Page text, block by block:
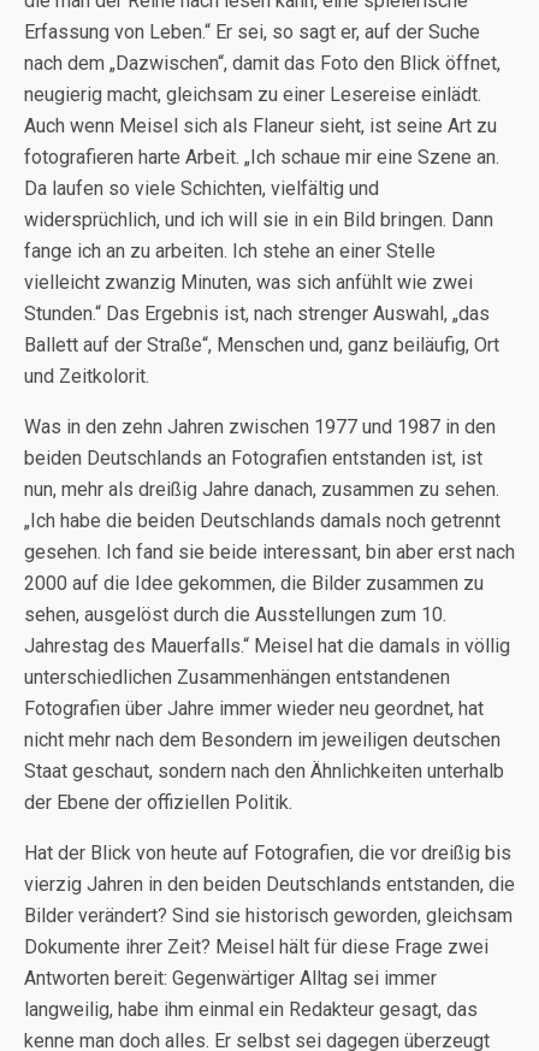
Erfassung von Leben.“ Er sei, so sagt er, auf der Suche
nach dem „Dazwischen“, damit das Foto den Blick öffnet,
neugierig macht, gleichsam zu einer Lesereise einlädt.
Auch wenn Meisel sich als Flaneur sieht, ist seine Art zu
fotografieren harte Arbeit. „Ich schaue mir eine Szene an.
Da laufen so viele Schichten, vielfältig und
widersprüchlich, und ich will sie in ein Bild bringen. Dann
fange ich an zu arbeiten. Ich stehe an einer Stelle
vielleicht zwanzig Minuten, was sich anfühlt wie zwei
Stunden.“ Das Ergebnis ist, nach strenger Auswahl, „das
Ballett auf der Straße“, Menschen und, ganz beiläufig, Ort
und Zeitkolorit.
Was in den zehn Jahren zwischen 1977 und 1987 in den
beiden Deutschlands an Fotografien entstanden ist, ist
nun, mehr als dreißig Jahre danach, zusammen zu sehen.
„Ich habe die beiden Deutschlands damals noch getrennt
gesehen. Ich fand sie beide interessant, bin aber erst nach
2000 auf die Idee gekommen, die Bilder zusammen zu
sehen, ausgelöst durch die Ausstellungen zum 10.
Jahrestag des Mauerfalls.“ Meisel hat die damals in völlig
unterschiedlichen Zusammenhängen entstandenen
Fotografien über Jahre immer wieder neu geordnet, hat
nicht mehr nach dem Besondern im jeweiligen deutschen
Staat geschaut, sondern nach den Ähnlichkeiten unterhalb
der Ebene der offiziellen Politik.
Hat der Blick von heute auf Fotografien, die vor dreißig bis
vierzig Jahren in den beiden Deutschlands entstanden, die
Bilder verändert? Sind sie historisch geworden, gleichsam
Dokumente ihrer Zeit? Meisel hält für diese Frage zwei
Antworten bereit: Gegenwärtiger Alltag sei immer
langweilig, habe ihm einmal ein Redakteur gesagt, das
kenne man doch alles. Er selbst sei dagegen überzeugt